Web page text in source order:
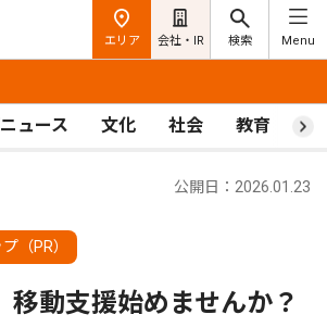
エリア 会社・IR 検索 Menu
ュース 文化 社会 教育 ス
（PR）
公開日：2026.01.23
移動支援始めませんか？